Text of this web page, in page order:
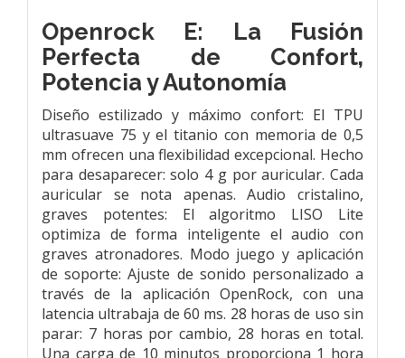
Openrock E: La Fusión
Perfecta de Confort,
Potencia y Autonomía
Diseño estilizado y máximo confort: El TPU
ultrasuave 75 y el titanio con memoria de 0,5
mm ofrecen una flexibilidad excepcional. Hecho
para desaparecer: solo 4 g por auricular. Cada
auricular se nota apenas. Audio cristalino,
graves potentes: El algoritmo LISO Lite
optimiza de forma inteligente el audio con
graves atronadores. Modo juego y aplicación
de soporte: Ajuste de sonido personalizado a
través de la aplicación OpenRock, con una
latencia ultrabaja de 60 ms. 28 horas de uso sin
parar: 7 horas por cambio, 28 horas en total.
Una carga de 10 minutos proporciona 1 hora